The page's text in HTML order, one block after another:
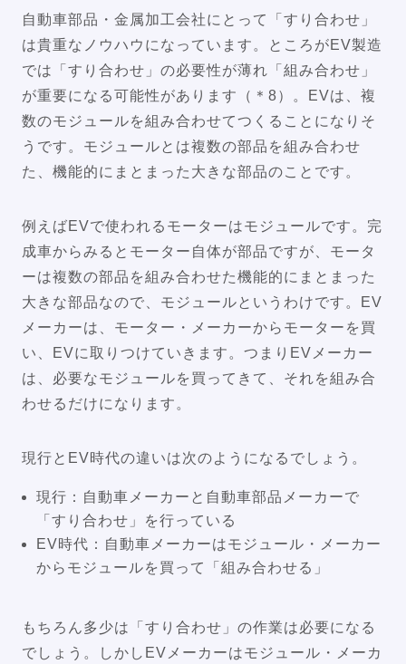
自動車部品・金属加工会社にとって「すり合わせ」
は貴重なノウハウになっています。ところがEV製造
では「すり合わせ」の必要性が薄れ「組み合わせ」
が重要になる可能性があります（＊8）。EVは、複
数のモジュールを組み合わせてつくることになりそ
うです。モジュールとは複数の部品を組み合わせ
た、機能的にまとまった大きな部品のことです。
例えばEVで使われるモーターはモジュールです。完
成車からみるとモーター自体が部品ですが、モータ
ーは複数の部品を組み合わせた機能的にまとまった
大きな部品なので、モジュールというわけです。EV
メーカーは、モーター・メーカーからモーターを買
い、EVに取りつけていきます。つまりEVメーカー
は、必要なモジュールを買ってきて、それを組み合
わせるだけになります。
現行とEV時代の違いは次のようになるでしょう。
現行：自動車メーカーと自動車部品メーカーで
「すり合わせ」を行っている
EV時代：自動車メーカーはモジュール・メーカー
からモジュールを買って「組み合わせる」
もちろん多少は「すり合わせ」の作業は必要になる
でしょう。しかしEVメーカーはモジュール・メーカ